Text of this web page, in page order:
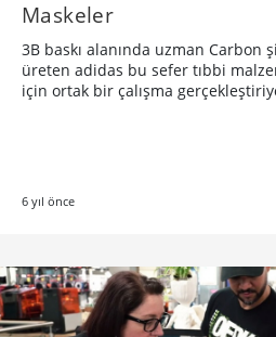
Maskeler
3B baskı alanında uzman Carbon
üreten adidas bu sefer tıbbi
için ortak bir çalışma
6 yıl önce